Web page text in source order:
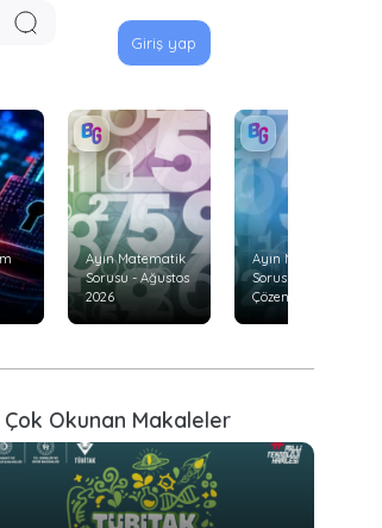
Giriş yap
Ayın Matematik
Sorusu - Ağustos
2026
Ayın Matematik
Sorusunu Doğru
Çözenler –
Çok Okunan Makaleler